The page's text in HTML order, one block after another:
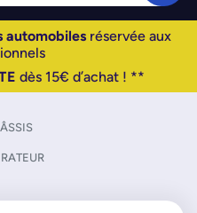
automobiles réservée aux
dès 15€ d’achat ! **